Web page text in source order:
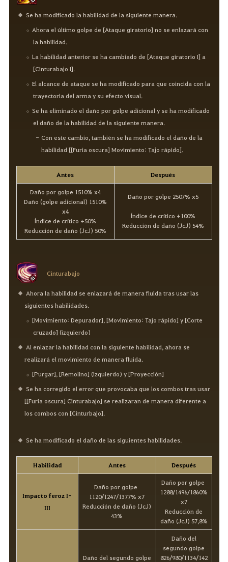
Se ha modificado la habilidad de la siguiente manera.
Ahora el último golpe de [Ataque giratorio] no se enlazará con
la habilidad.
La habilidad anterior se ha cambiado de [Ataque giratorio I] a
[Cinturabajo I].
El alcance de ataque se ha modificado para que coincida con la
trayectoria del arma y su efecto visual.
Se ha eliminado el daño por golpe adicional y se ha modificado
el daño de la habilidad de la siguiente manera.
Con este cambio, también se ha modificado el daño de la
habilidad [[Furia oscura] Movimiento: Tajo rápido].
Antes Después
Daño por golpe 1510% x4
Daño (golpe adicional) 1510%
x4
Índice de crítico +50%
Reducción de daño (JcJ) 50%
Daño por golpe 2507% x5
Índice de crítico +100%
Reducción de daño (JcJ) 54%
Cinturabajo
Ahora la habilidad se enlazará de manera fluida tras usar las
siguientes habilidades.
[Movimiento: Depurador], [Movimiento: Tajo rápido] y [Corte
cruzado] (izquierdo)
Al enlazar la habilidad con la siguiente habilidad, ahora se
realizará el movimiento de manera fluida.
[Purgar], [Remolino] (izquierdo) y [Proyección]
Se ha corregido el error que provocaba que los combos tras usar
[[Furia oscura] Cinturabajo] se realizaran de manera diferente a
los combos con [Cinturbajo].
Se ha modificado el daño de las siguientes habilidades.
Habilidad Antes Después
Impacto feroz I-
III
Daño por golpe
1120/1247/1377% x7
Reducción de daño (JcJ)
43%
Daño por golpe
1288/1496/1860%
x7
Reducción de
daño (JcJ) 57,8%
Daño del segundo golpe
Daño del
segundo golpe
826/980/1134/142